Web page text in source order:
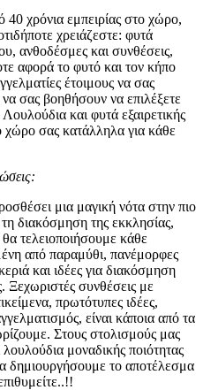
χρόνια εμπειρίας στο χώρο,
χρειάζεστε: φυτά
ανθοδέσμες και συνθέσεις,
αφορά το φυτό και τον κήπο
έτοιμους να σας
σας βοηθήσουν να επιλέξετε
και φυτά εξαιρετικής
χώρο σας κατάλληλα για κάθε
μια μαγική νότα στην πιο
διακόσμηση της εκκλησίας,
τελειοποιήσουμε κάθε
από παραμύθι, πανέμορφες
και ιδέες για διακόσμηση
Ξεχωριστές συνθέσεις με
πρωτότυπες ιδέες,
είναι κάποια από τα
Στους στολισμούς μας
μοναδικής ποιότητας
δημιουργήσουμε το αποτέλεσμα